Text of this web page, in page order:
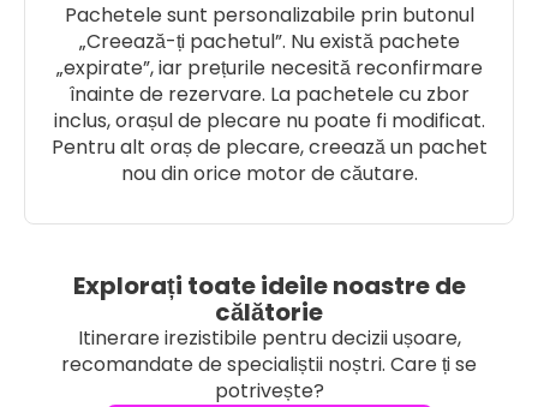
Pachetele sunt personalizabile prin butonul
„Creează-ți pachetul”. Nu există pachete
„expirate”, iar prețurile necesită reconfirmare
înainte de rezervare. La pachetele cu zbor
inclus, orașul de plecare nu poate fi modificat.
Pentru alt oraș de plecare, creează un pachet
nou din orice motor de căutare.
Explorați toate ideile noastre de
călătorie
Itinerare irezistibile pentru decizii ușoare,
recomandate de specialiștii noștri. Care ți se
potrivește?